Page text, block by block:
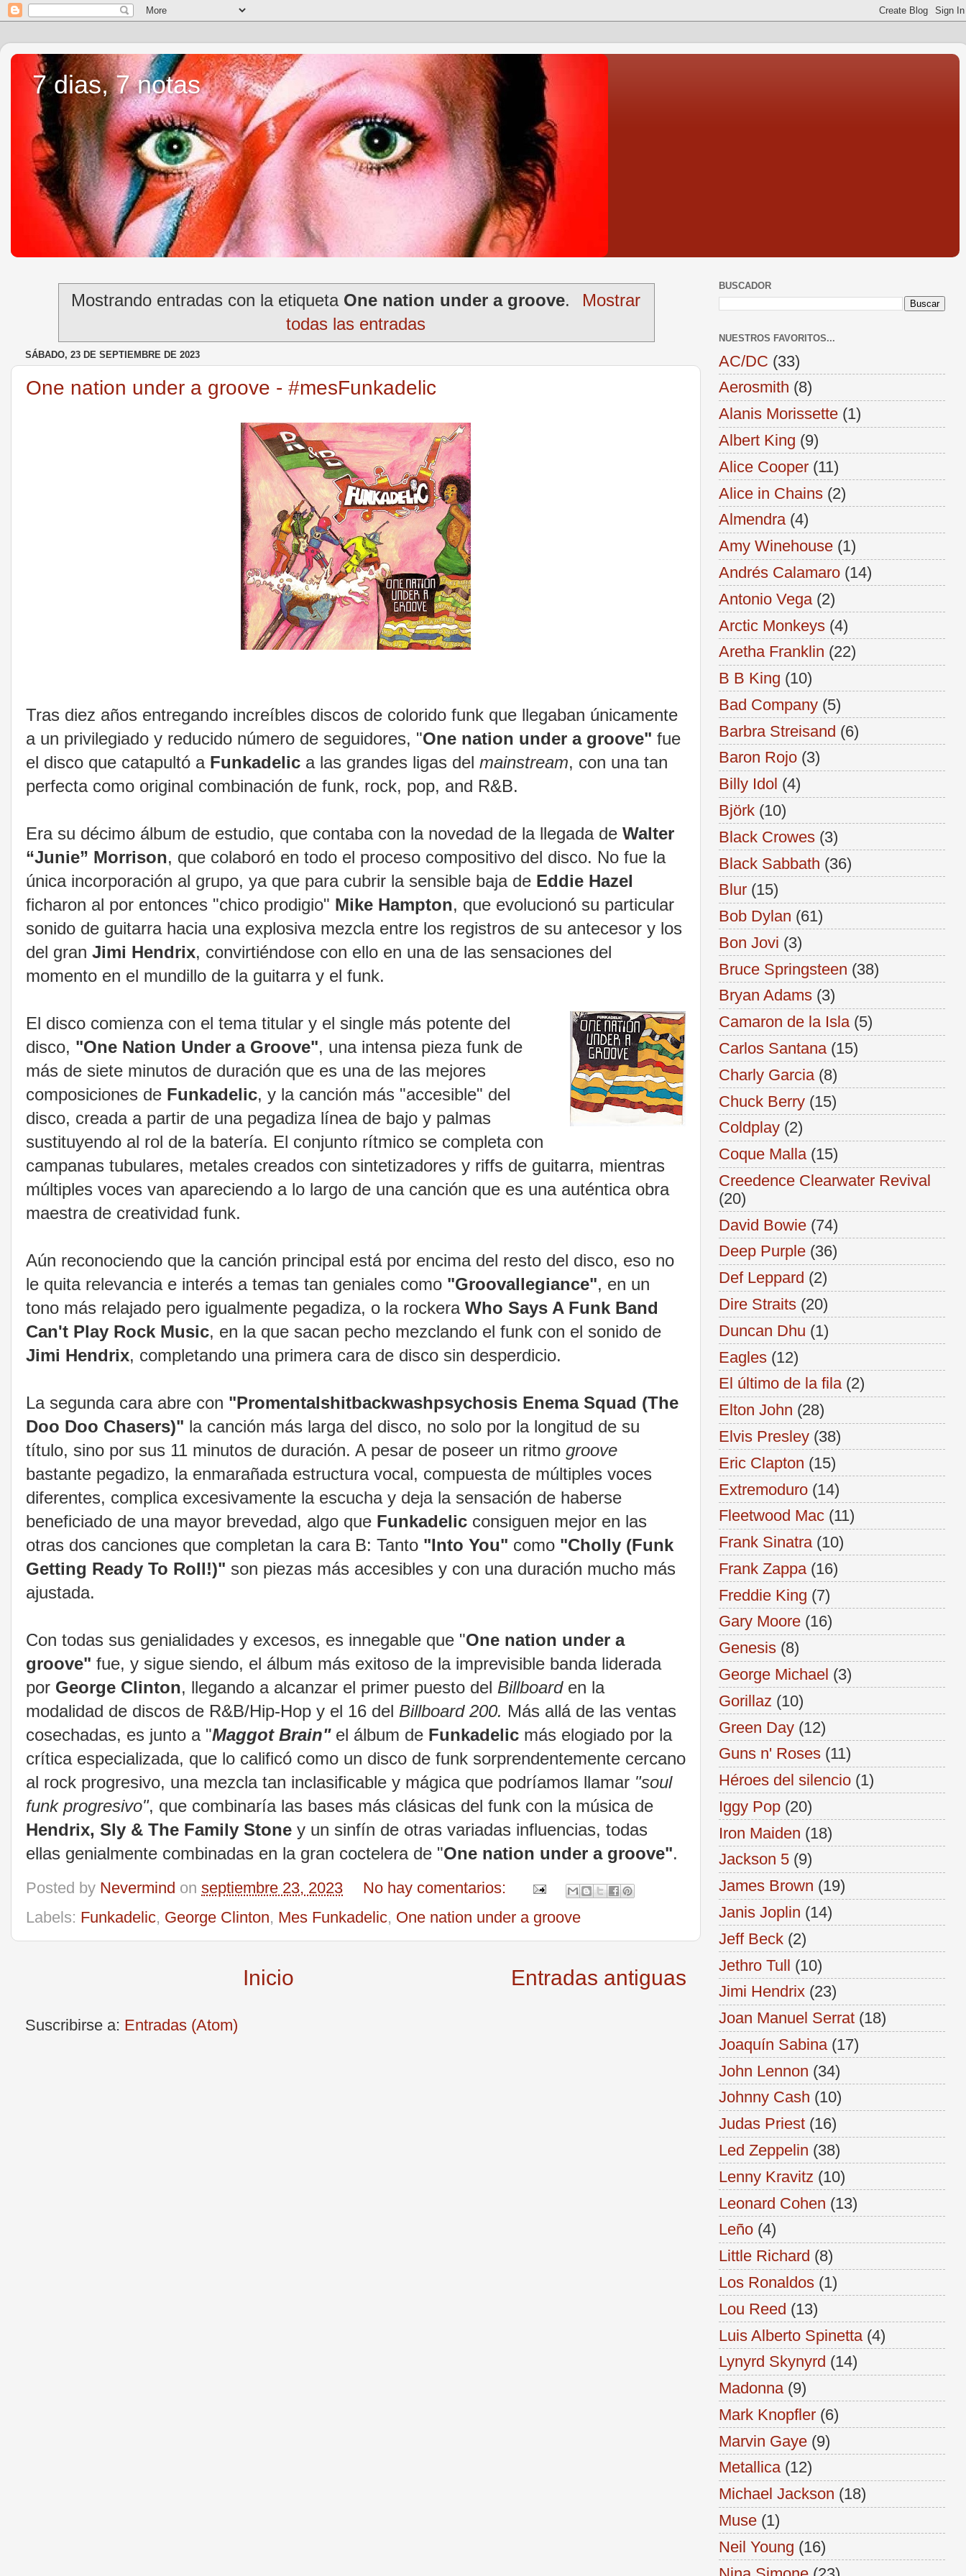
7 dias, 7 notas
Mostrando entradas con la etiqueta One nation under a groove.
Mostrar
todas las entradas
SÁBADO, 23 DE SEPTIEMBRE DE 2023
One nation under a groove - #mesFunkadelic
Tras diez años entregando increíbles discos de colorido funk que llegaban únicamente
a un privilegiado y reducido número de seguidores, "One nation under a groove" fue
el disco que catapultó a Funkadelic a las grandes ligas del mainstream, con una tan
perfecta como original combinación de funk, rock, pop, and R&B.
Era su décimo álbum de estudio, que contaba con la novedad de la llegada de Walter
“Junie” Morrison, que colaboró en todo el proceso compositivo del disco. No fue la
única incorporación al grupo, ya que para cubrir la sensible baja de Eddie Hazel
ficharon al por entonces "chico prodigio" Mike Hampton, que evolucionó su particular
sonido de guitarra hacia una explosiva mezcla entre los registros de su antecesor y los
del gran Jimi Hendrix, convirtiéndose con ello en una de las sensaciones del
momento en el mundillo de la guitarra y el funk.
El disco comienza con el tema titular y el single más potente del
disco, "One Nation Under a Groove", una intensa pieza funk de
más de siete minutos de duración que es una de las mejores
composiciones de Funkadelic, y la canción más "accesible" del
disco, creada a partir de una pegadiza línea de bajo y palmas
sustituyendo al rol de la batería. El conjunto rítmico se completa con
campanas tubulares, metales creados con sintetizadores y riffs de guitarra, mientras
múltiples voces van apareciendo a lo largo de una canción que es una auténtica obra
maestra de creatividad funk.
Aún reconociendo que la canción principal está por encima del resto del disco, eso no
le quita relevancia e interés a temas tan geniales como "Groovallegiance", en un
tono más relajado pero igualmente pegadiza, o la rockera Who Says A Funk Band
Can't Play Rock Music, en la que sacan pecho mezclando el funk con el sonido de
Jimi Hendrix, completando una primera cara de disco sin desperdicio.
La segunda cara abre con "Promentalshitbackwashpsychosis Enema Squad (The
Doo Doo Chasers)" la canción más larga del disco, no solo por la longitud de su
título, sino por sus 11 minutos de duración. A pesar de poseer un ritmo groove
bastante pegadizo, la enmarañada estructura vocal, compuesta de múltiples voces
diferentes, complica excesivamente la escucha y deja la sensación de haberse
beneficiado de una mayor brevedad, algo que Funkadelic consiguen mejor en las
otras dos canciones que completan la cara B: Tanto "Into You" como "Cholly (Funk
Getting Ready To Roll!)" son piezas más accesibles y con una duración mucho más
ajustada.
Con todas sus genialidades y excesos, es innegable que "One nation under a
groove" fue, y sigue siendo, el álbum más exitoso de la imprevisible banda liderada
por George Clinton, llegando a alcanzar el primer puesto del Billboard en la
modalidad de discos de R&B/Hip-Hop y el 16 del Billboard 200. Más allá de las ventas
cosechadas, es junto a "Maggot Brain" el álbum de Funkadelic más elogiado por la
crítica especializada, que lo calificó como un disco de funk sorprendentemente cercano
al rock progresivo, una mezcla tan inclasificable y mágica que podríamos llamar "soul
funk progresivo", que combinaría las bases más clásicas del funk con la música de
Hendrix, Sly & The Family Stone y un sinfín de otras variadas influencias, todas
ellas genialmente combinadas en la gran coctelera de "One nation under a groove".
Posted by Nevermind on septiembre 23, 2023
No hay comentarios:
Labels: Funkadelic, George Clinton, Mes Funkadelic, One nation under a groove
Entradas antiguas
Inicio
Suscribirse a: Entradas (Atom)
BUSCADOR
NUESTROS FAVORITOS...
AC/DC (33)
Aerosmith (8)
Alanis Morissette (1)
Albert King (9)
Alice Cooper (11)
Alice in Chains (2)
Almendra (4)
Amy Winehouse (1)
Andrés Calamaro (14)
Antonio Vega (2)
Arctic Monkeys (4)
Aretha Franklin (22)
B B King (10)
Bad Company (5)
Barbra Streisand (6)
Baron Rojo (3)
Billy Idol (4)
Björk (10)
Black Crowes (3)
Black Sabbath (36)
Blur (15)
Bob Dylan (61)
Bon Jovi (3)
Bruce Springsteen (38)
Bryan Adams (3)
Camaron de la Isla (5)
Carlos Santana (15)
Charly Garcia (8)
Chuck Berry (15)
Coldplay (2)
Coque Malla (15)
Creedence Clearwater Revival
(20)
David Bowie (74)
Deep Purple (36)
Def Leppard (2)
Dire Straits (20)
Duncan Dhu (1)
Eagles (12)
El último de la fila (2)
Elton John (28)
Elvis Presley (38)
Eric Clapton (15)
Extremoduro (14)
Fleetwood Mac (11)
Frank Sinatra (10)
Frank Zappa (16)
Freddie King (7)
Gary Moore (16)
Genesis (8)
George Michael (3)
Gorillaz (10)
Green Day (12)
Guns n' Roses (11)
Héroes del silencio (1)
Iggy Pop (20)
Iron Maiden (18)
Jackson 5 (9)
James Brown (19)
Janis Joplin (14)
Jeff Beck (2)
Jethro Tull (10)
Jimi Hendrix (23)
Joan Manuel Serrat (18)
Joaquín Sabina (17)
John Lennon (34)
Johnny Cash (10)
Judas Priest (16)
Led Zeppelin (38)
Lenny Kravitz (10)
Leonard Cohen (13)
Leño (4)
Little Richard (8)
Los Ronaldos (1)
Lou Reed (13)
Luis Alberto Spinetta (4)
Lynyrd Skynyrd (14)
Madonna (9)
Mark Knopfler (6)
Marvin Gaye (9)
Metallica (12)
Michael Jackson (18)
Muse (1)
Neil Young (16)